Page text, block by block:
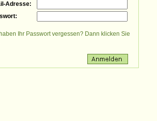
Adresse:
Ihr Passwort vergessen? Dann klicken Sie